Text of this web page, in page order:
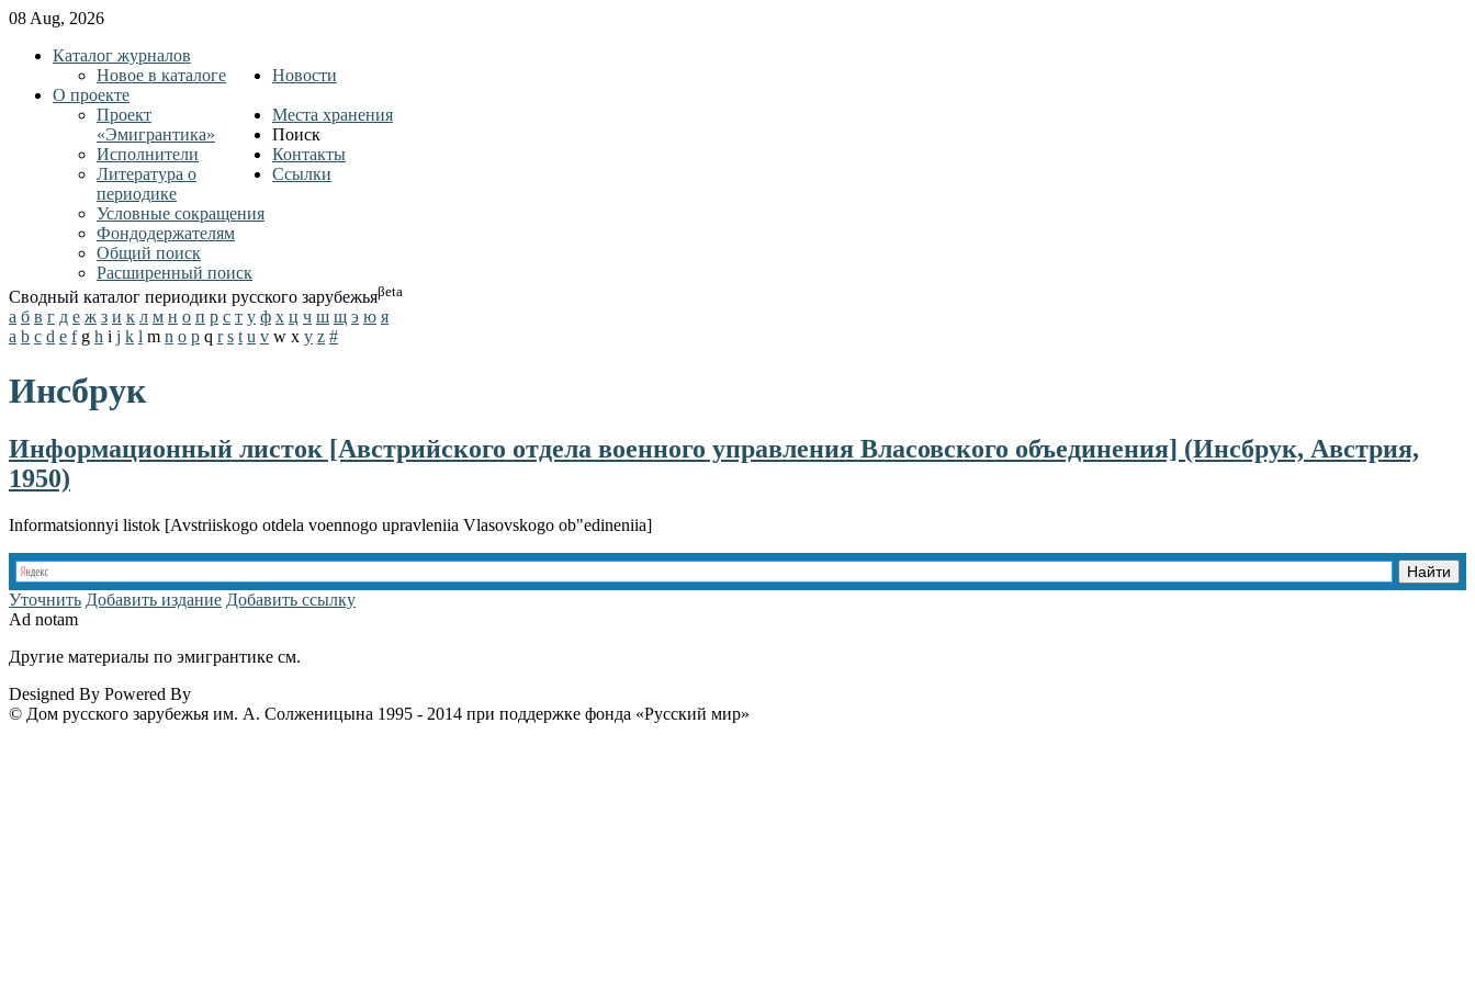
08 Aug, 2026
Каталог журналов
Новое в каталоге
Новости
О проекте
Проект
«Эмигрантика»
Исполнители
Литература о
периодике
Условные сокращения
Фондодержателям
Места хранения
Поиск
Общий поиск
Расширенный поиск
Контакты
Ссылки
Сводный каталог периодики русского зарубежьяβeta
а б в г д е ж з и к л м н о п р с т у ф х ц ч ш щ э ю я
a b c d e f g h i j k l m n o p q r s t u v w x y z #
Инсбрук
Информационный листок [Австрийского отдела военного управления Власовского объединения] (Инсбрук, Австрия,
1950)
Informatsionnyi listok [Avstriiskogo otdela voennogo upravleniia Vlasovskogo ob"edineniia]
Уточнить Добавить издание Добавить ссылку
Ad notam
Другие материалы по эмигрантике см.
Designed By Powered By
© Дом русского зарубежья им. А. Солженицына 1995 - 2014 при поддержке фонда «Русский мир»